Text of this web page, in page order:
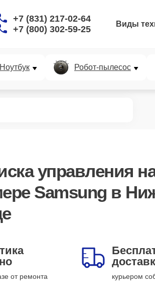
+7 (831) 217-02-64
+7 (800) 302-59-25
Виды
Ноутбук Робот-пылесос
управления
Samsung в
от ремонта курьером